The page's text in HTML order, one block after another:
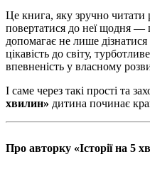
Це книга, яку зручно читати
повертатися до неї щодня —
допомагає не лише
цікавість до світу,
впевненість у власному
І саме через такі прості та
хвилин» дитина починає
Про авторку «Історії на 5